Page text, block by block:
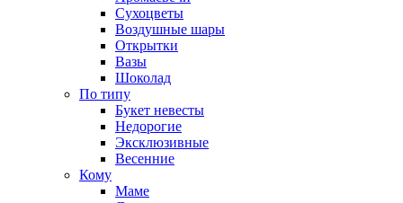
Сухоцветы
Воздушные шары
Открытки
Вазы
Шоколад
По типу
Букет невесты
Недорогие
Эксклюзивные
Весенние
Кому
Маме